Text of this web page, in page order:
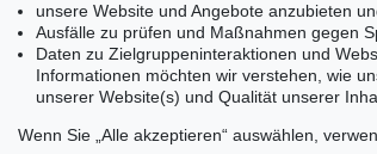
infoberlin@kettererkunst.de
Keine Auktion mehr
Wir informieren Sie
unsere Website und Angebote anzubieten
Ausfälle zu prüfen und Maßnahmen gegen
Daten zu Zielgruppeninteraktionen und
Informationen möchten wir verstehen, wie
unserer Website(s) und Qualität unserer
Wenn Sie „Alle akzeptieren“ auswählen,